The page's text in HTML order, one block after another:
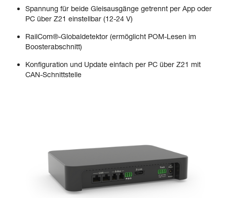
Spannung für beide Gleisausgänge getrennt per App oder
PC über Z21 einstellbar (12-24 V)
RailCom®-Globaldetektor (ermöglicht POM-Lesen im
Boosterabschnitt)
Konfiguration und Update einfach per PC über Z21 mit
CAN-Schnittstelle